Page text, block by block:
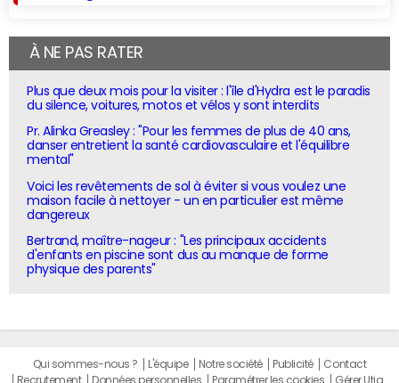
À NE PAS RATER
Plus que deux mois pour la visiter : l'île d'Hydra est le paradis
du silence, voitures, motos et vélos y sont interdits
Pr. Alinka Greasley : "Pour les femmes de plus de 40 ans,
danser entretient la santé cardiovasculaire et l'équilibre
mental"
Voici les revêtements de sol à éviter si vous voulez une
maison facile à nettoyer - un en particulier est même
dangereux
Bertrand, maître-nageur : "Les principaux accidents
d'enfants en piscine sont dus au manque de forme
physique des parents"
Qui sommes-nous ? L'équipe Notre société Publicité
Contact
Recrutement
Données personnelles Paramétrer les cookies Gérer Utiq